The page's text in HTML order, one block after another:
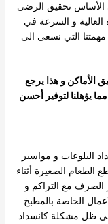
الأساس تحقيق الرضى
العالية و السرعة في
مهمتنا التي نسعى الى
و هذا يرجع
يؤهلنا لتوفير أحسن
البلوعات و مواسير
الصغيرة أثناء
الصرف مع التراكم و
الخاصة بالمطبخ
في ظل مشكلة كانسداد